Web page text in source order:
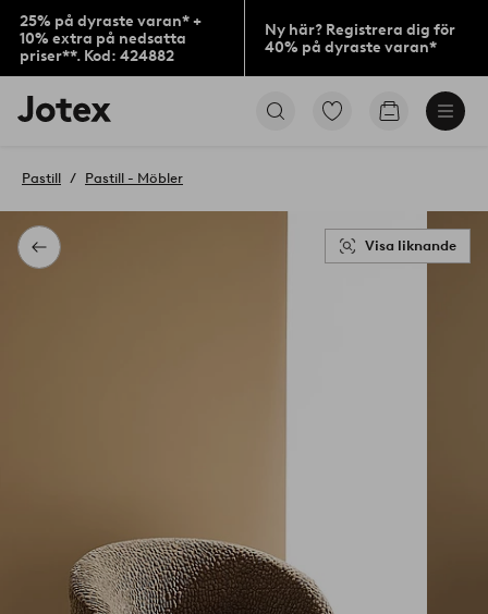
25% på dyraste varan* +
10% extra på nedsatta
priser**. Kod: 424882
Ny här? Registrera dig för
40% på dyraste varan*
Jotex
logotyp
till
Gå
Gå
Tillbaka
Pastill Pastill - Möbler
Visa liknande